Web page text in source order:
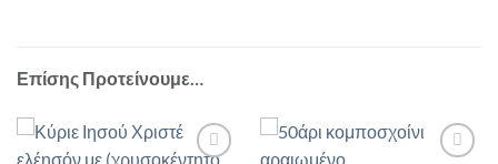
Επίσης Προτείνουμε…